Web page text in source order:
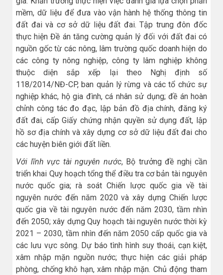
mềm, dữ liệu để đưa vào vận hành hệ thống thông tin
đất đai và cơ sở dữ liệu đất đai. Tập trung đôn đốc
thực hiện Đề án tăng cường quản lý đối với đất đai có
nguồn gốc từ các nông, lâm trường quốc doanh hiện do
các công ty nông nghiệp, công ty lâm nghiệp không
thuộc diện sắp xếp lại theo Nghị định số
118/2014/NĐ-CP, ban quản lý rừng và các tổ chức sự
nghiệp khác, hộ gia đình, cá nhân sử dụng; đề án hoàn
chỉnh công tác đo đạc, lập bản đồ địa chính, đăng ký
đất đai, cấp Giấy chứng nhận quyền sử dụng đất, lập
hồ sơ địa chính và xây dựng cơ sở dữ liệu đất đai cho
các huyện biên giới đất liền.
Với lĩnh vực tài nguyên nước, Bộ trưởng đề nghị cần
triển khai Quy hoạch tổng thể điều tra cơ bản tài nguyên
nước quốc gia; rà soát Chiến lược quốc gia về tài
nguyên nước đến năm 2020 và xây dựng Chiến lược
quốc gia về tài nguyên nước đến năm 2030, tầm nhìn
đến 2050; xây dựng Quy hoạch tài nguyên nước thời kỳ
2021 – 2030, tầm nhìn đến năm 2050 cấp quốc gia và
các lưu vực sông. Dự báo tình hình suy thoái, cạn kiệt,
xâm nhập mặn nguồn nước; thực hiện các giải pháp
phòng, chống khô hạn, xâm nhập mặn. Chủ động tham